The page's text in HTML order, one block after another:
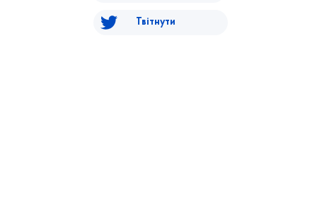
Твітнути